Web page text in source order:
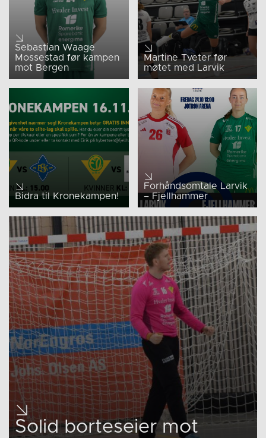
Sebastian Waage
Mossestad før kampen
mot Bergen
Martine Tveter før
møtet med Larvik
Bidra til Kronekampen!
Forhåndsomtale Larvik
– Fjellhammer
Solid borteseier mot